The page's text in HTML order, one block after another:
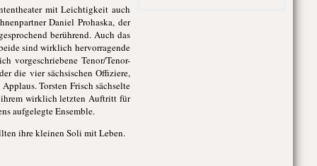
mit Leichtigkeit auch
Daniel Prohaska, der
berührend. Auch das
sind wirklich hervorragende
vorgeschriebene Tenor/Tenor-
die vier sächsischen Offiziere,
Torsten Frisch sächselte
ihrem wirklich letzten Auftritt für
aufgelegte Ensemble.
ihre kleinen Soli mit Leben.